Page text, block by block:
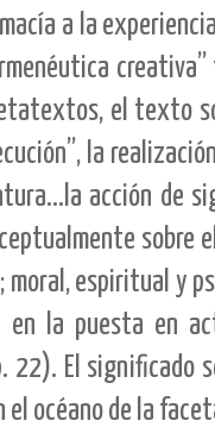
a la
el texto
la
acción de
sobre
espiritual y
la puesta en
El significado
océano de la